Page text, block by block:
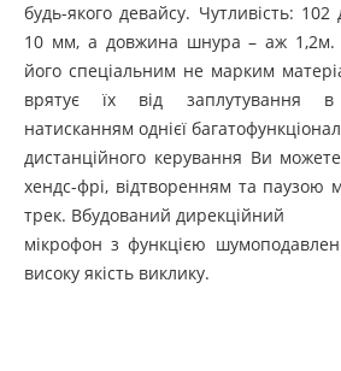
будь-якого девайсу. Чутливість:
10 мм, а довжина шнура – ​​аж 1,2м.
його спеціальним не марким
врятує їх від заплутування
натисканням однієї
дистанційного керування Ви
хендс-фрі, відтворенням та паузою
трек. Вбудований дирекційний
мікрофон з функцією
високу якість виклику.